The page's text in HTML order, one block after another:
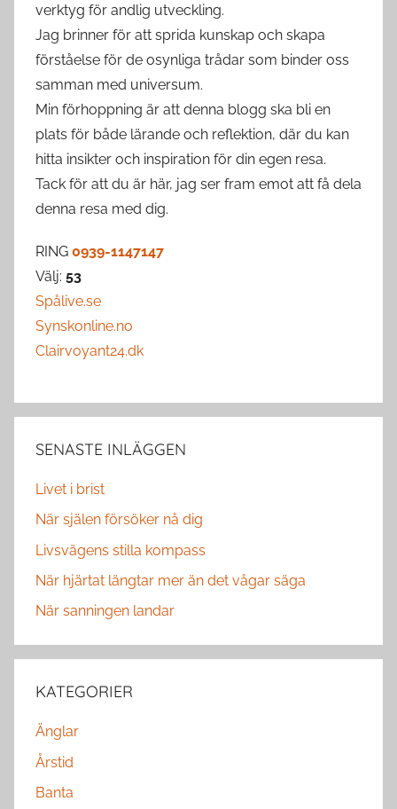
verktyg för andlig utveckling.
Jag brinner för att sprida kunskap och skapa
förståelse för de osynliga trådar som binder oss
samman med universum.
Min förhoppning är att denna blogg ska bli en
plats för både lärande och reflektion, där du kan
hitta insikter och inspiration för din egen resa.
Tack för att du är här, jag ser fram emot att få dela
denna resa med dig.
RING 0939-1147147
Välj: 53
Spålive.se
Synskonline.no
Clairvoyant24.dk
SENASTE INLÄGGEN
Livet i brist
När själen försöker nå dig
Livsvägens stilla kompass
När hjärtat längtar mer än det vågar säga
När sanningen landar
KATEGORIER
Änglar
Årstid
Banta